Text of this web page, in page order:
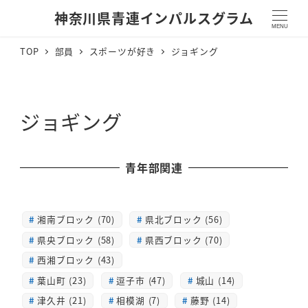
神奈川県青連インパルスグラム MENU
TOP 部員 スポーツが好き ジョギング
ジョギング
青年部関連
湘南ブロック (70)
県北ブロック (56)
県央ブロック (58)
県西ブロック (70)
西湘ブロック (43)
葉山町 (23)
逗子市 (47)
城山 (14)
津久井 (21)
相模湖 (7)
藤野 (14)